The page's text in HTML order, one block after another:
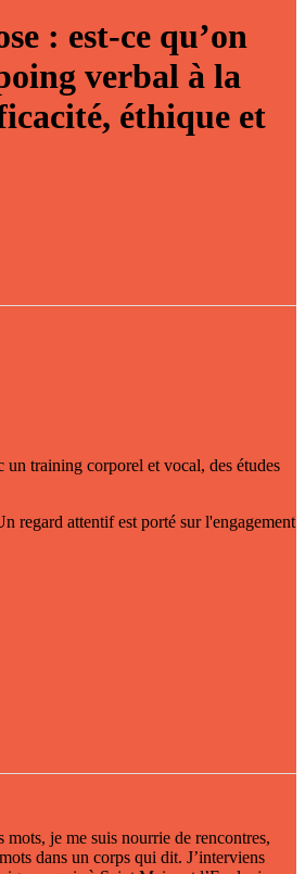
: est-ce qu’on
verbal à la
, éthique et
un training corporel et vocal, des études
regard attentif est porté sur l'engagement
je me suis nourrie de rencontres,
dans un corps qui dit. J’interviens